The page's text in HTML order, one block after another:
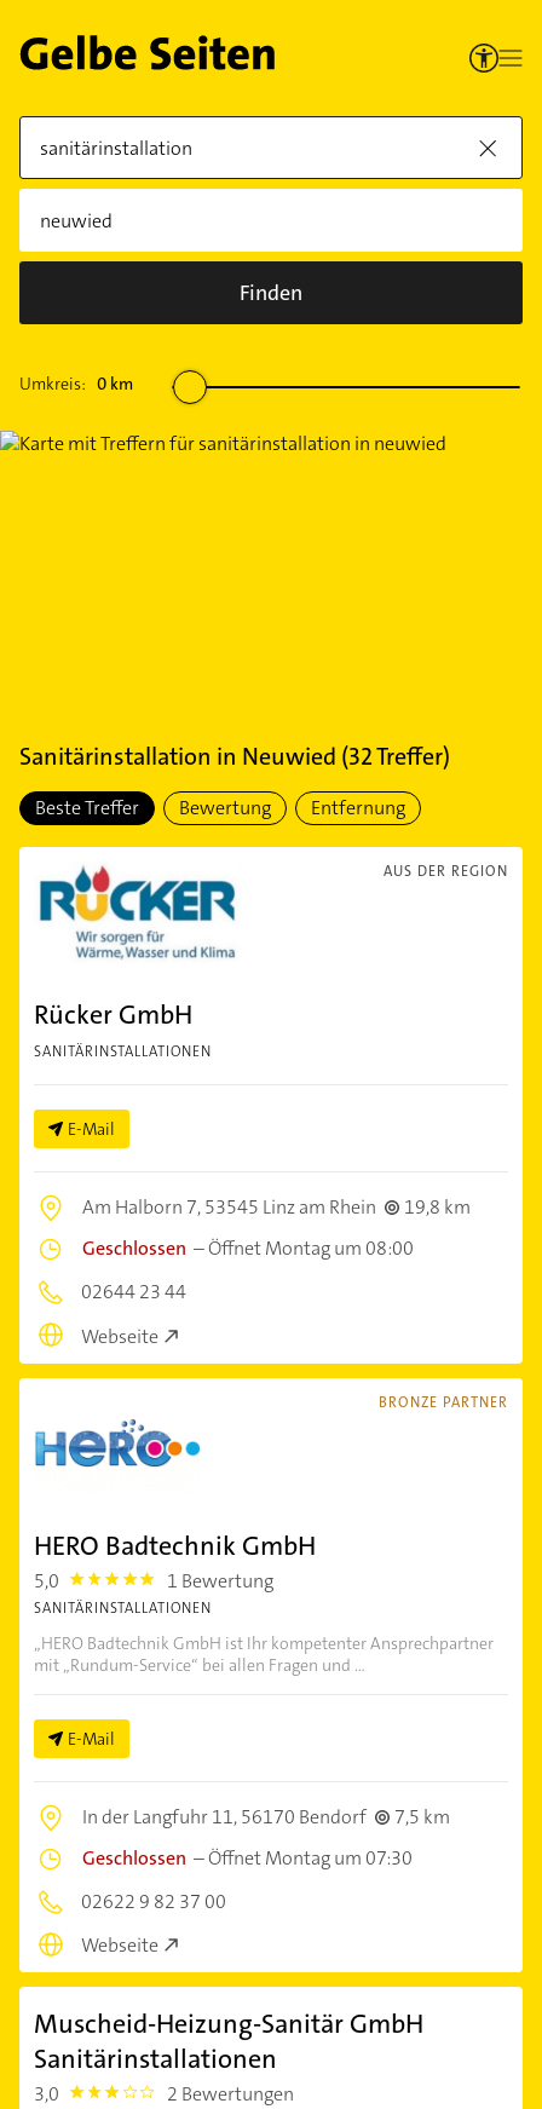
Finden
Umkreis: 0 km
Sanitärinstallation in Neuwied (32Treffer)
Beste Treffer Bewertung Entfernung
AUS DER REGION
Rücker GmbH
SANITÄRINSTALLATIONEN
E-Mail
Am Halborn 7,53545 Linz am Rhein
19,8 km
Geschlossen –Öffnet Montag um 08:00
02644 23 44
Webseite
BRONZE PARTNER
HERO Badtechnik GmbH
5,0 5.0 1 Bewertung
SANITÄRINSTALLATIONEN
„HERO Badtechnik GmbH ist Ihr kompetenter Ansprechpartner
mit „Rundum-Service“ bei allen Fragen und ...
E-Mail
In der Langfuhr 11,56170 Bendorf
7,5 km
Geschlossen –Öffnet Montag um 07:30
02622 9 82 37 00
Webseite
Muscheid-Heizung-Sanitär GmbH
Sanitärinstallationen
3,0 3.0 2 Bewertungen